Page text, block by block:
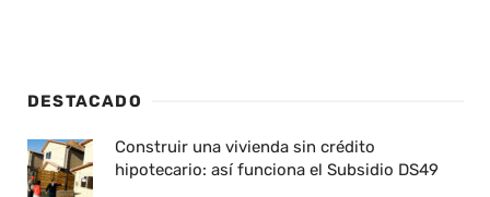
DESTACADO
Construir una vivienda sin crédito
hipotecario: así funciona el Subsidio DS49